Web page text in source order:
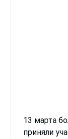
13 марта
приняли